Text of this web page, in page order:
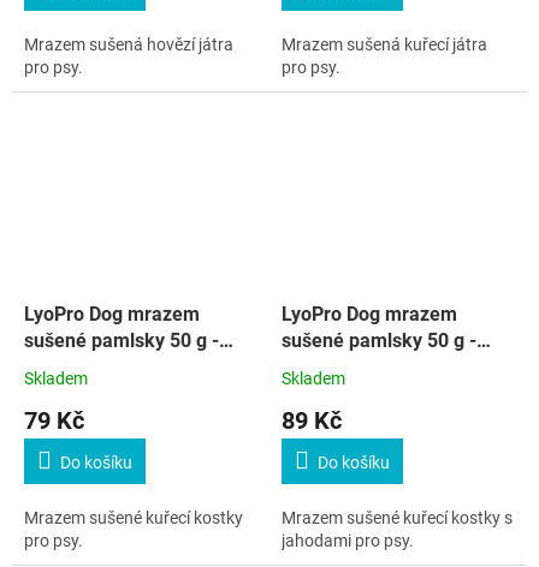
Mrazem sušená hovězí játra
pro psy.
Mrazem sušená kuřecí játra
pro psy.
LyoPro Dog mrazem
sušené pamlsky 50 g -
kuřecí kostky
Skladem
79 Kč
Do košíku
Mrazem sušené kuřecí kostky
pro psy.
LyoPro Dog mrazem
sušené pamlsky 50 g -
kuřecí kostky s jahodou
Skladem
89 Kč
Do košíku
Mrazem sušené kuřecí kostky s
jahodami pro psy.